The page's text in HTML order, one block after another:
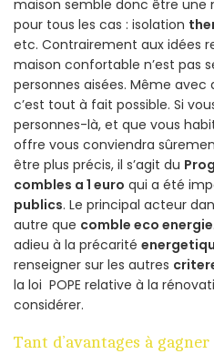
maison semble donc être une
pour tous les cas : isolation
etc. Contrairement aux idées
maison confortable n’est pas
personnes aisées. Même avec
c’est tout à fait possible. Si
personnes-là, et que vous
offre vous conviendra
être plus précis, il s’agit du
combles a 1 euro qui a été
publics. Le principal acteur
autre que comble eco energie
adieu à la précarité
renseigner sur les autres
la loi POPE relative à la
considérer.
Tant d’avantages à gagner